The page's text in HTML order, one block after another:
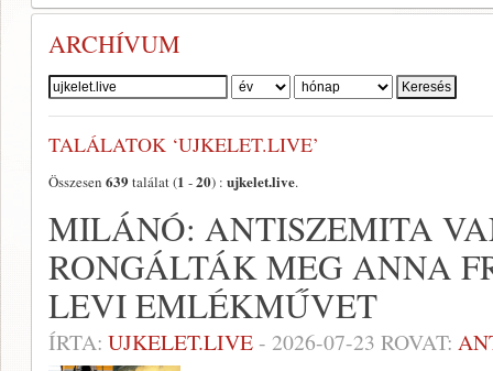
ARCHÍVUM
Szerző:
TALÁLATOK ‘UJKELET.LIVE’
Összesen 639 találat (1 -20) : ujkelet.live.
MILÁNÓ: ANTISZEMITA
RONGÁLTÁK MEG ANNA
LEVI EMLÉKMŰVET
ÍRTA: UJKELET.LIVE- 2026-07-23 ROVAT: